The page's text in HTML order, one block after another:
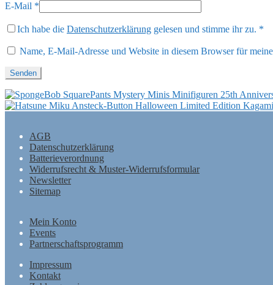
E-Mail *
Ich habe die Datenschutzerklärung gelesen und stimme ihr zu. *
Name, E-Mail-Adresse und Website in diesem Browser für
AGB
Datenschutzerklärung
Batterieverordnung
Widerrufsrecht & Muster-Widerrufsformular
Newsletter
Sitemap
Mein Konto
Events
Partnerschaftsprogramm
Impressum
Kontakt